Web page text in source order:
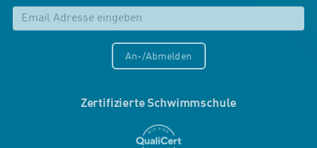
An-/Abmelden
Zertifizierte Schwimmschule